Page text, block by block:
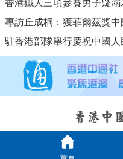
專訪丘成桐：獲菲爾茲獎